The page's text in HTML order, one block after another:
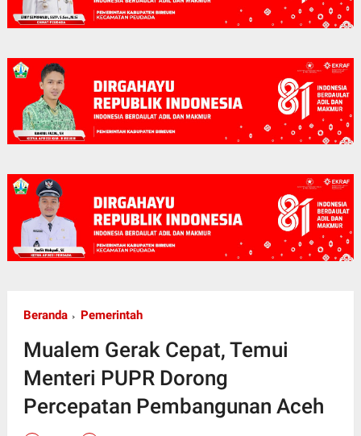
Beranda Pemerintah
Mualem Gerak Cepat, Temui
Menteri PUPR Dorong
Percepatan Pembangunan Aceh